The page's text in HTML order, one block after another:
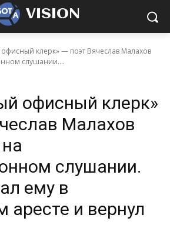
VISION
клерк» — поэт Вячеслав Малахов
слушании....
офисный клерк»
Малахов
слушании.
ему в
и вернул